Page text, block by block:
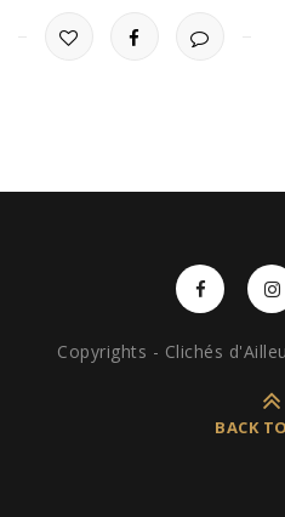
Copyrights - Clichés
BACK